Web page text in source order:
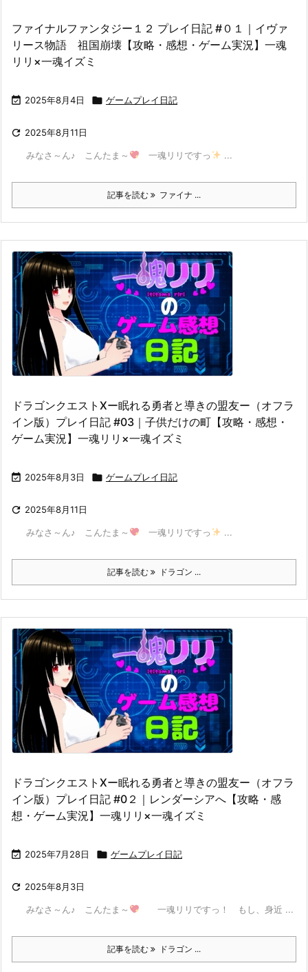
ファイナルファンタジー１２ プレイ日記 #０１｜イヴァ
リース物語 祖国崩壊【攻略・感想・ゲーム実況】一魂
リリ×一魂イズミ
 2025年8月4日  ゲームプレイ日記
 2025年8月11日
みなさ～ん♪ こんたま～ 一魂リリですっ ...
記事を読む ファイナ ...
ドラゴンクエストⅩー眠れる勇者と導きの盟友ー（オフラ
イン版）プレイ日記 #03｜子供だけの町【攻略・感想・
ゲーム実況】一魂リリ×一魂イズミ
 2025年8月3日  ゲームプレイ日記
 2025年8月11日
みなさ～ん♪ こんたま～ 一魂リリですっ ...
記事を読む ドラゴン ...
ドラゴンクエストⅩー眠れる勇者と導きの盟友ー（オフラ
イン版）プレイ日記 #0２｜レンダーシアへ【攻略・感
想・ゲーム実況】一魂リリ×一魂イズミ
 2025年7月28日  ゲームプレイ日記
 2025年8月3日
みなさ～ん♪ こんたま～ 一魂リリですっ！ もし、身近 ...
記事を読む ドラゴン ...